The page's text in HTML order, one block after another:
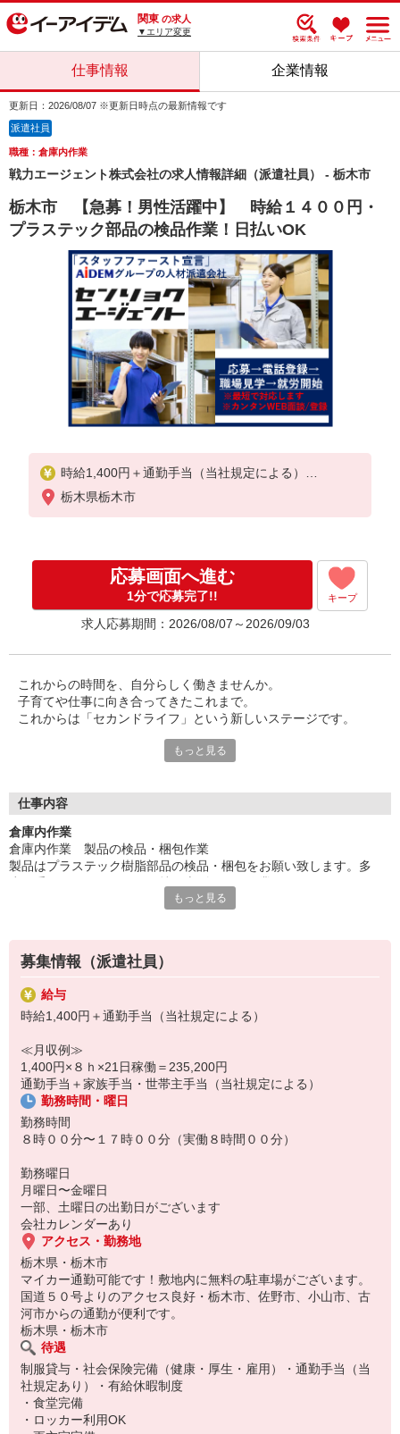
関東 の求人
▼エリア変更
仕事情報 企業情報
更新日：2026/08/07 ※更新日時点の最新情報です
派遣社員
職種：倉庫内作業
戦力エージェント株式会社の求人情報詳細（派遣社員） - 栃木市
栃木市 【急募！男性活躍中】 時給１４００円・
プラステック部品の検品作業！日払いOK
時給1,400円＋通勤手当（当社規定による）
≪月収例≫
）
栃木県栃木市
応募画面へ進む
1分で応募完了!! キープ
求人応募期間：2026/08/07～2026/09/03
これからの時間を、自分らしく働きませんか。
子育てや仕事に向き合ってきたこれまで。
これからは「セカンドライフ」という新しいステージです。
今の職場で、その経験や技術はきちんと評価されていますか。
これまでのキャリアを活かせる職場をご提案。
社会保険や各種手続きも丁寧にサポートします。
無理なく、安定して、そして自分らしく。
これからの働き方を、一緒に考えてみませんか。
もっと見る
仕事内容
倉庫内作業
倉庫内作業 製品の検品・梱包作業
製品はプラステック樹脂部品の検品・梱包をお願い致します。多
なさん未経験の方が多いですが、明るく、元気なメンバーが揃って
もっと見る
募集情報（派遣社員）
給与
時給1,400円＋通勤手当（当社規定による）
≪月収例≫
1,400円×８ｈ×21日稼働＝235,200円
通勤手当＋家族手当・世帯主手当（当社規定による）
勤務時間・曜日
勤務時間
８時００分〜１７時００分（実働８時間００分）
勤務曜日
月曜日〜金曜日
一部、土曜日の出勤日がございます
会社カレンダーあり
アクセス・勤務地
栃木県・栃木市
マイカー通勤可能です！敷地内に無料の駐車場がございます。
国道５０号よりのアクセス良好・栃木市、佐野市、小山市、古
河市からの通勤が便利です。
栃木県・栃木市
待遇
制服貸与・社会保険完備（健康・厚生・雇用）・通勤手当（当
社規定あり）・有給休暇制度
・食堂完備
・ロッカー利用OK